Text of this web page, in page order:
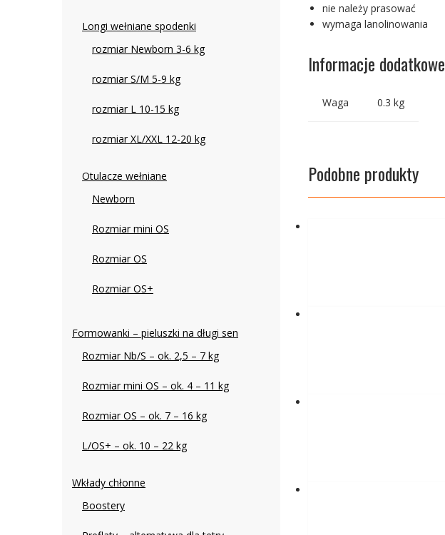
nie należy prasować
wymaga lanolinowania
Informacje dodatkowe
Waga 0.3 kg
Podobne produkty
Longi wełniane spodenki
rozmiar Newborn 3-6 kg
rozmiar S/M 5-9 kg
rozmiar L 10-15 kg
rozmiar XL/XXL 12-20 kg
Otulacze wełniane
Newborn
Rozmiar mini OS
Rozmiar OS
Rozmiar OS+
Formowanki – pieluszki na długi sen
Rozmiar Nb/S – ok. 2,5 – 7 kg
Rozmiar mini OS – ok. 4 – 11 kg
Rozmiar OS – ok. 7 – 16 kg
L/OS+ – ok. 10 – 22 kg
Wkłady chłonne
Boostery